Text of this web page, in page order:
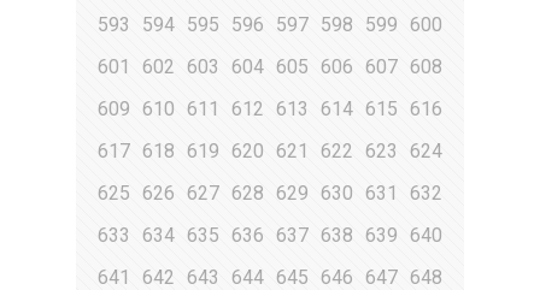
593
594 595 596 597 598 599
600
601
602 603 604 605 606 607 608
609
610 611 612 613 614 615
616
617 618 619 620 621 622 623
624
625
626 627 628 629 630 631
632
633
634 635 636 637 638 639 640
641
642 643 644 645 646 647 648